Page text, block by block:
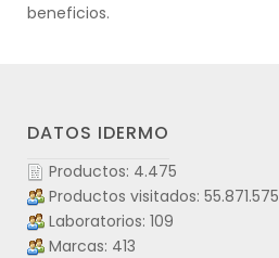
beneficios.
DATOS IDERMO
Productos: 4.475
Productos visitados: 55.871.575
Laboratorios: 109
Marcas: 413